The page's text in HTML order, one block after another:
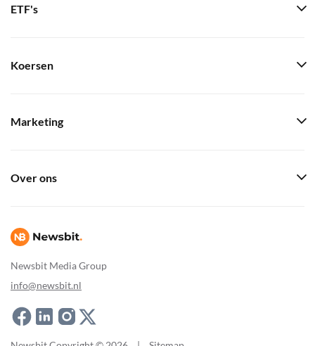
Newsbit Media Group
info@newsbit.nl
ETF's
Koersen
Marketing
Over ons